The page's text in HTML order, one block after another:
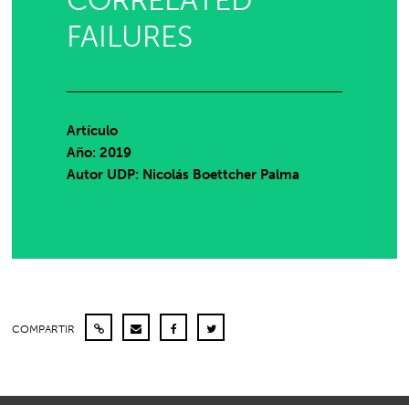
FAILURES
Artículo
Año: 2019
Autor UDP: Nicolás Boettcher Palma
COMPARTIR